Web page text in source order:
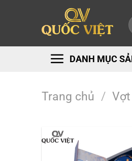
DANH MỤC
Trang chủ /